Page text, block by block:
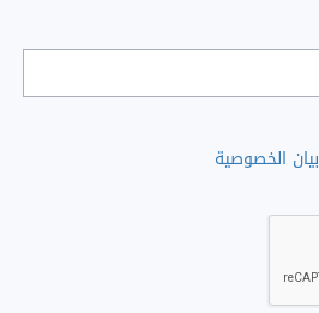
بيان الخصوصية